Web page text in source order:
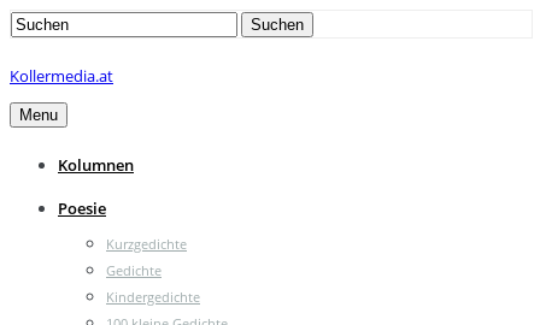
Search
Suchen
Kollermedia.at
Menu
Kolumnen
Poesie
Kurzgedichte
Gedichte
Kindergedichte